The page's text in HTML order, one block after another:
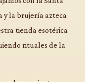
y la brujería azteca
tienda esotérica
rituales de la